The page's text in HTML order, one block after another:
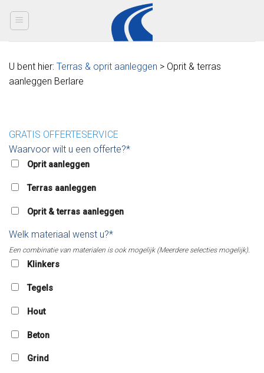
U bent hier: Terras & oprit aanleggen > Oprit & terras
aanleggen Berlare
GRATIS OFFERTESERVICE
Waarvoor wilt u een offerte?*
Oprit aanleggen
Terras aanleggen
Oprit & terras aanleggen
Welk materiaal wenst u?*
Een combinatie van materialen is ook mogelijk (Meerdere selecties mogelijk).
Klinkers
Tegels
Hout
Beton
Grind